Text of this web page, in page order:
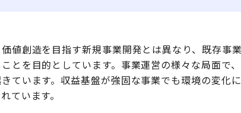
値創造を目指す新規事業開発とは異なり、既存事
とを目的としています。事業運営の様々な局面で
ています。収益基盤が強固な事業でも環境の変化
ています。